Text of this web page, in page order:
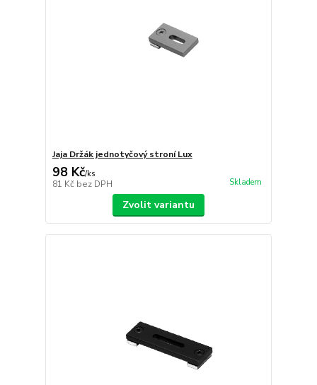
Jaja Držák jednotyčový stroní Lux
98 Kč/ks
81 Kč bez DPH Skladem
Zvolit variantu